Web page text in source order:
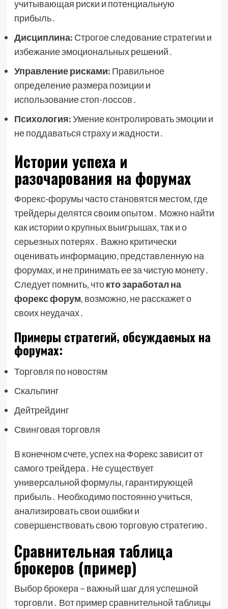
учитывающая риски и потенциальную
прибыль․
Дисциплина: Строгое следование стратегии и
избежание эмоциональных решений․
Управление рисками: Правильное
определение размера позиции и
использование стоп-лоссов․
Психология:Умение контролировать эмоции и
не поддаваться страху и жадности․
Истории успеха и
разочарования на форумах
Форекс-форумы часто становятся местом‚ где
трейдеры делятся своим опытом․ Можно найти
как истории о крупных выигрышах‚ так и о
серьезных потерях․ Важно критически
оценивать информацию‚ представленную на
форумах‚ и не принимать ее за чистую монету․
Следует помнить‚ чтокто заработал на
форекс форум‚ возможно‚ не расскажет о
своих неудачах․
Примеры стратегий‚ обсуждаемых на
форумах:
Торговля по новостям
Скальпинг
Дейтрейдинг
Свинговая торговля
В конечном счете‚ успех на Форекс зависит от
самого трейдера․ Не существует
универсальной формулы‚ гарантирующей
прибыль․ Необходимо постоянно учиться‚
анализировать свои ошибки и
совершенствовать свою торговую стратегию․
Сравнительная таблица
брокеров (пример)
Выбор брокера – важный шаг для успешной
торговли․ Вот пример сравнительной таблицы